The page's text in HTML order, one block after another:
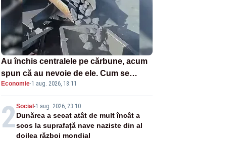
Au închis centralele pe cărbune, acum
spun că au nevoie de ele. Cum se
pasează vina în plină criză energetică
Economie·1 aug. 2026, 18:11
2Social-1 aug. 2026, 23:10
Dunărea a secat atât de mult încât a
scos la suprafață nave naziste din al
doilea război mondial